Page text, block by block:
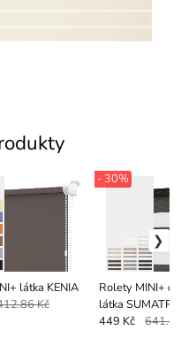
látka KENIA
Kč
Rolety MINI+
látka SUMATRA
- 30%
449 Kč